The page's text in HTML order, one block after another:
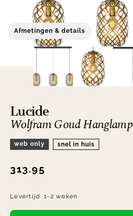
Afmetingen & details
Lucide
Wolfram Goud Hanglamp
web only snel in huis
313.95
Levertijd:1-2 weken